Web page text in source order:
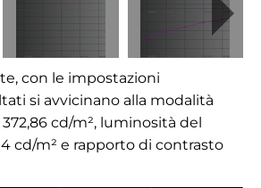
con le impostazioni
si avvicinano alla modalità
cd/m², luminosità del
cd/m² e rapporto di contrasto